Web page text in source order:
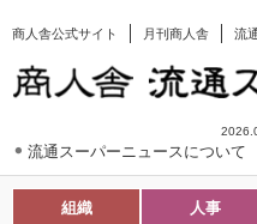
商人舎公式サイト 月刊商人舎 流
流通スーパーニュースについて
組織 人事